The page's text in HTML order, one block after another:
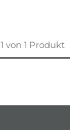
1 von 1 Produkt